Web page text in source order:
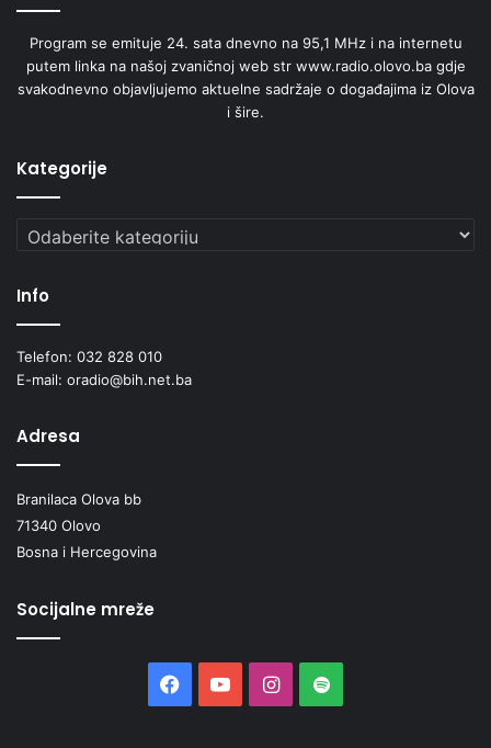
Program se emituje 24. sata dnevno na 95,1 MHz i na internetu
putem linka na našoj zvaničnoj web str www.radio.olovo.ba gdje
svakodnevno objavljujemo aktuelne sadržaje o događajima iz Olova
i šire.
Kategorije
Kategorije
Info
Telefon: 032 828 010
E-mail: oradio@bih.net.ba
Adresa
Branilaca Olova bb
71340 Olovo
Bosna i Hercegovina
Socijalne mreže
Facebook
YouTubeInstagram
Spotify